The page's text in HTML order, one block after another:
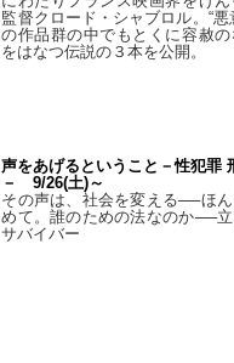
監督クロード・シャブロル。“悪
の作品群の中でもとくに容赦
をはなつ伝説の３本を公開。
声をあげるということ－性犯罪
－ 9/26(土)～
その声は、社会を変える──ほ
めて。誰のための法なのか──
サバイバー